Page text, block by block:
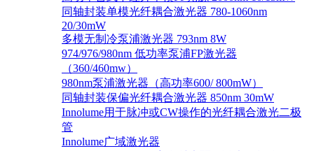
同轴封装单模光纤耦合激光器 780-1060nm
20/30mW
多模无制冷泵浦激光器 793nm 8W
974/976/980nm 低功率泵浦FP激光器
（360/460mw）
980nm泵浦激光器（高功率600/ 800mW）
同轴封装保偏光纤耦合激光器 850nm 30mW
Innolume用于脉冲或CW操作的光纤耦合激光二极
管
Innolume广域激光器